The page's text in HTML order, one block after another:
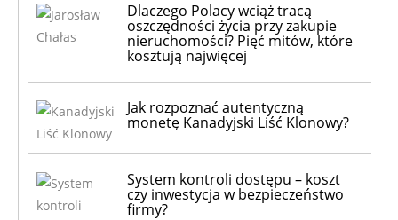
Dlaczego Polacy wciąż tracą
oszczędności życia przy zakupie
nieruchomości? Pięć mitów, które
kosztują najwięcej
Jak rozpoznać autentyczną
monetę Kanadyjski Liść Klonowy?
System kontroli dostępu – koszt
czy inwestycja w bezpieczeństwo
firmy?